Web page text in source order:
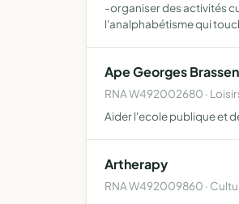
-organiser des activités
l'analphabétisme qui
Ape Georges
RNA W492002680 ·
Aider l'ecole publique et
Artherapy
RNA W492009860 ·